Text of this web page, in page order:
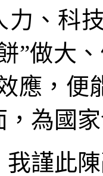
力、科
”做大
應，便
，為國
我謹此